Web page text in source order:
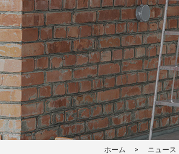
ホーム ニュース